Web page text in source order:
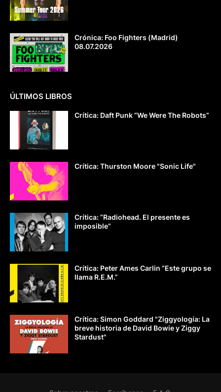
Crónica: Foo Fighters (Madrid)
08.07.2026
ÚLTIMOS LIBROS
Crítica: Daft Punk “We Were The Robots”
Crítica: Thurston Moore "Sonic Life"
Crítica: “Radiohead. El presente es
imposible”
Crítica: Peter Ames Carlin “Este grupo se
llama R.E.M.”
Crítica: Simon Goddard "Ziggyología: La
breve historia de David Bowie y Ziggy
Stardust"